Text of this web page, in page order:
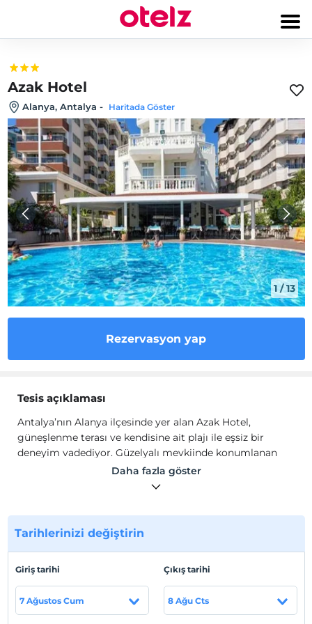
Azak Hotel
Alanya, Antalya - Haritada Göster
1 /13
Rezervasyon yap
Tesis açıklaması
Antalya’nın Alanya ilçesinde yer alan Azak Hotel,
güneşlenme terası ve kendisine ait plajı ile eşsiz bir
deneyim vadediyor. Güzelyalı mevkiinde konumlanan
Azak Hotel, sade ve ferah stilde dekore edilen konaklama
sahip olan Azak Hotel’in tüm odalarında masa, ücretsiz
kablosuz internet, kasa, ücretsiz kozmetik ürünleri, duşlu
banyo, LCD televizyon, uydu yayını kanalları, klima,
minibar, terlik, mobilyalı balkon, temizlik ürünleri ve
telefon bulunuyor.
Daha fazla göster
Tarihlerinizi değiştirin
Giriş tarihi
7 Ağustos Cum
Çıkış tarihi
8 Ağu Cts